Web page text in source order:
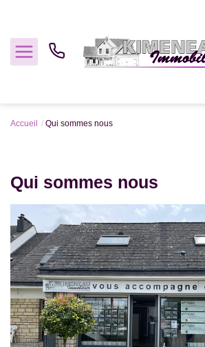
Louer
Estimer
Gestion
Notre Agence
Contact
Accueil Qui sommes nous
Qui sommes nous